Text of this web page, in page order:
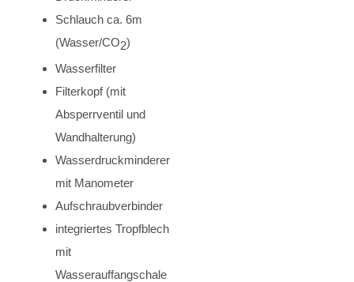
Schlauch ca. 6m
(Wasser/CO2)
Wasserfilter
Filterkopf (mit
Absperrventil und
Wandhalterung)
Wasserdruckminderer
mit Manometer
Aufschraubverbinder
integriertes Tropfblech
mit
Wasserauffangschale